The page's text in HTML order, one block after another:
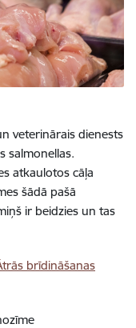
veterinārais dienests
salmonellas.
atkaulotos cāļa
šādā pašā
ir beidzies un tas
brīdināšanas